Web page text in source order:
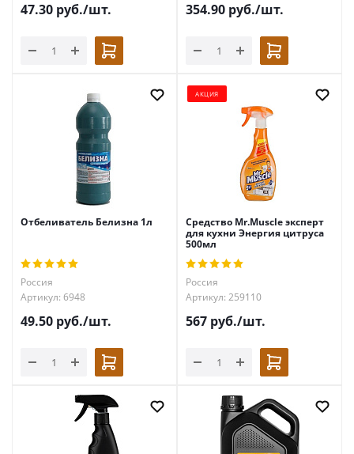
47.30 руб./шт. 354.90 руб./шт.
Отбеливатель Белизна 1л
Россия
Артикул: 6948
49.50 руб./шт.
АКЦИЯ
Средство Mr.Muscle эксперт
для кухни Энергия цитруса
500мл
Россия
Артикул: 259110
567 руб./шт.